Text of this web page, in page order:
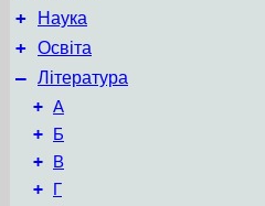
+ Наука
+ Освіта
– Література
+ А
+ Б
+ В
+ Г